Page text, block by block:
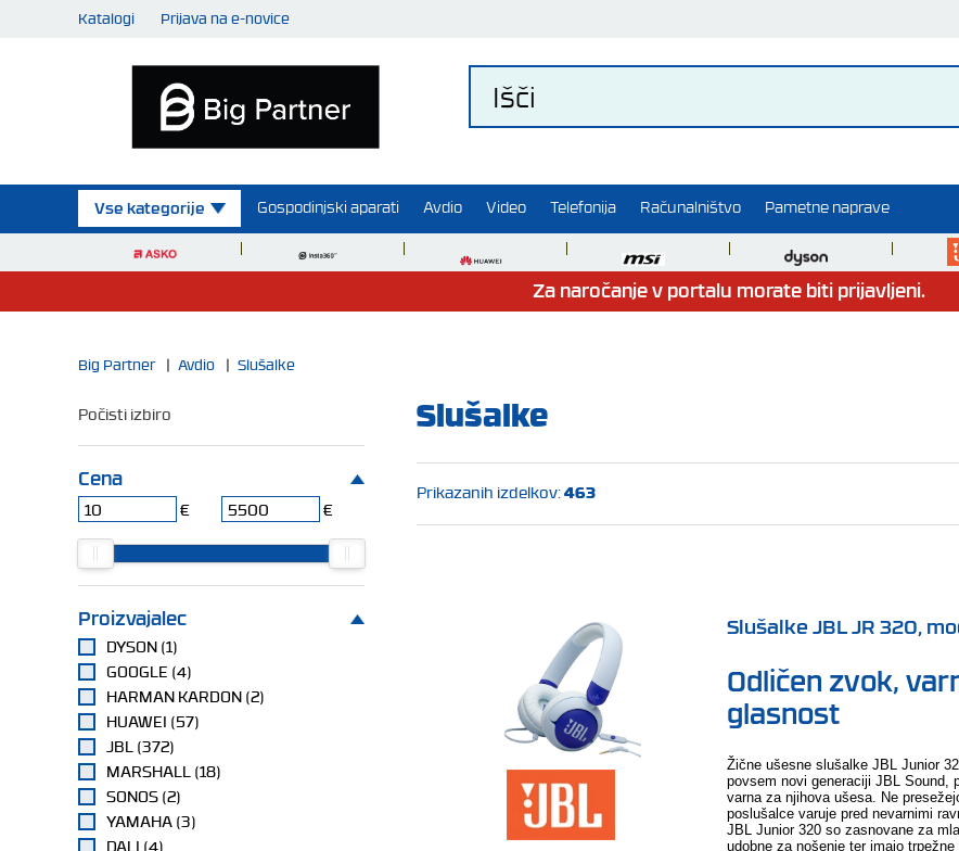
Katalogi Prijava na e-novice
Vse kategorije Gospodinjski aparati Avdio Video Telefonija Računalništvo Pametne naprave
Za naročanje v portalu morate biti prijavljeni.
Big Partner | Avdio | Slušalke
Počisti izbiro
Cena
€ €
Proizvajalec
DYSON (1)
GOOGLE (4)
HARMAN KARDON (2)
HUAWEI (57)
JBL (372)
MARSHALL (18)
SONOS (2)
YAMAHA (3)
DALI (4)
Slušalke
Prikazanih izdelkov:463
Slušalke JBL JR 320,
Odličen zvok,
glasnost
Žične ušesne slušalke JBL Junior
povsem novi generaciji JBL Sound,
varna za njihova ušesa. Ne
poslušalce varuje pred nevarnimi
JBL Junior 320 so zasnovane za
udobne za nošenje ter imajo